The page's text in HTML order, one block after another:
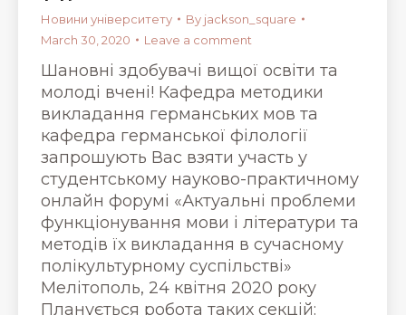
Новини університету By jackson_square
March 30, 2020
Leave a comment
Шановні здобувачі вищої освіти та
молоді вчені! Кафедра методики
викладання германських мов та
кафедра германської філології
запрошують Вас взяти участь у
студентському науково-практичному
онлайн форумі «Актуальні проблеми
функціонування мови і літератури та
методів їх викладання в сучасному
полікультурному суспільстві»
Мелітополь, 24 квітня 2020 року
Планується робота таких секцій: